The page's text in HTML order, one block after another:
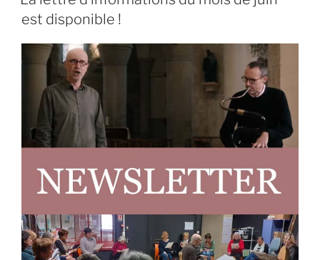
est disponible !